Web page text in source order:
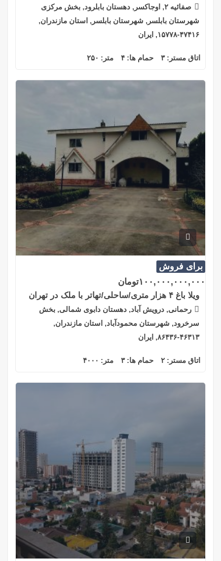
صفائیه ۲, اوجاکسر, دهستان بابلرود, بخش مرکزی
شهرستان بابلسر, شهرستان بابلسر, استان مازندران,
۴۷۴۱۶-۱۵۷۷۸, ایران
اتاق مستر:۳ حمام ها: ۴ متر: ۲۵۰
برای فروش
۱۰۰,۰۰۰,۰۰۰,۰۰۰تومان
ویلا باغ ۴ هزار متری/ساحلی/تهاتر با ملک در تهران
رحمانی, درویش آباد, دهستان دابوی شمالی, بخش
سرخرود, شهرستان محمودآباد, استان مازندران,
۴۶۳۱۳-۸۶۴۳۶, ایران
اتاق مستر: ۲ حمام ها:۳ متر: ۴۰۰۰